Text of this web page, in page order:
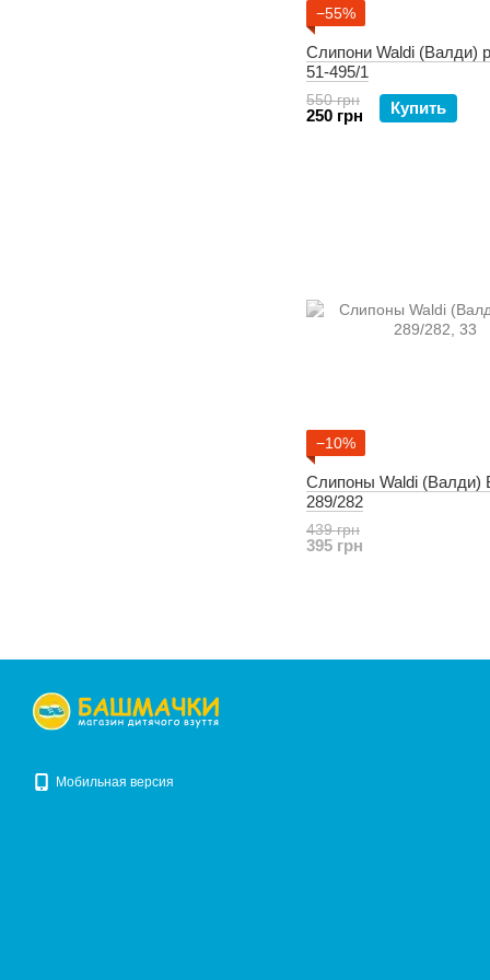
−55%
Слипони Waldi (Валди)
51-495/1
550 грн
250 грн Купить
−10%
Слипоны Waldi (Валди)
289/282
439 грн
395 грн
Мобильная версия